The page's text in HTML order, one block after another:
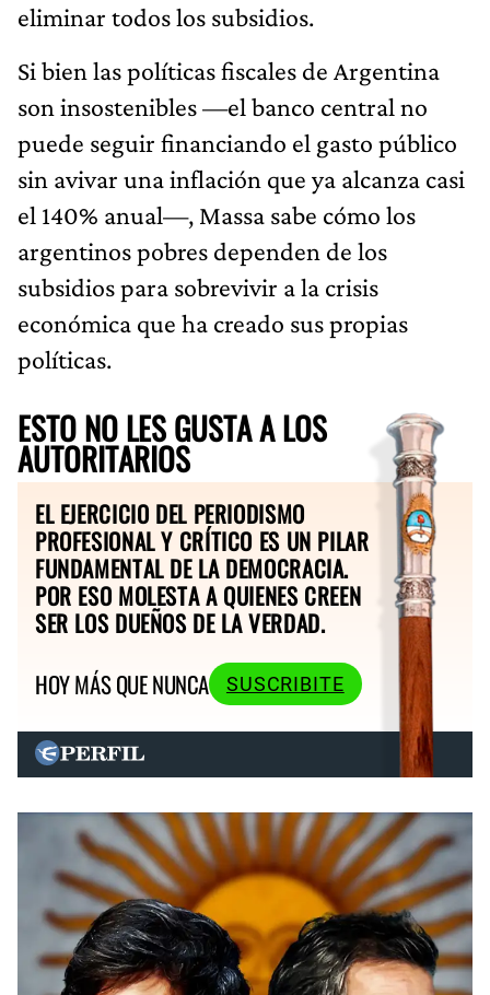
eliminar todos los subsidios.
Si bien las políticas fiscales de Argentina
son insostenibles —el banco central no
puede seguir financiando el gasto público
sin avivar una inflación que ya alcanza casi
el 140% anual—, Massa sabe cómo los
argentinos pobres dependen de los
subsidios para sobrevivir a la crisis
económica que ha creado sus propias
políticas.
ESTO NO LES GUSTA A LOS
AUTORITARIOS
EL EJERCICIO DEL PERIODISMO
PROFESIONAL Y CRÍTICO ES UN PILAR
FUNDAMENTAL DE LA DEMOCRACIA.
POR ESO MOLESTA A QUIENES CREEN
SER LOS DUEÑOS DE LA VERDAD.
HOY MÁS QUE NUNCA
SUSCRIBITE